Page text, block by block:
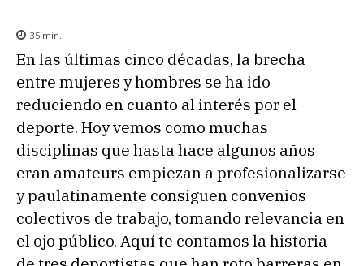
35 min.
En las últimas cinco décadas, la brecha
entre mujeres y hombres se ha ido
reduciendo en cuanto al interés por el
deporte. Hoy vemos como muchas
disciplinas que hasta hace algunos años
eran amateurs empiezan a profesionalizarse
y paulatinamente consiguen convenios
colectivos de trabajo, tomando relevancia en
el ojo público. Aquí te contamos la historia